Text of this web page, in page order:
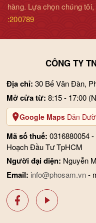
Cách bảo quản
ngăn mát tủ lạnh để sử
hàng. Lựa chọn chúng
:200789
CÔNG TY
Địa chỉ: 30 Bế Văn Đàn,
Mở cửa từ:8:15 - 17:00
Google Maps Dẫn
Mã số thuế: 0316880054
Hoạch Đầu Tư TpHCM
Người đại diện: Nguyễn
Email: info@phosam.vn-